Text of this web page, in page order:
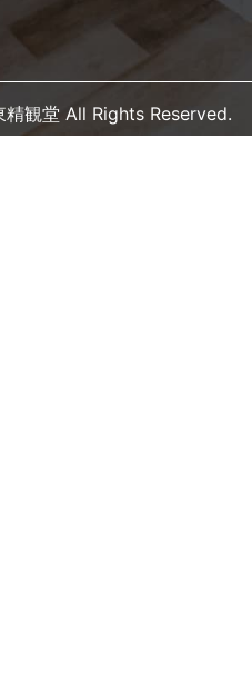
観堂 All Rights Reserved.